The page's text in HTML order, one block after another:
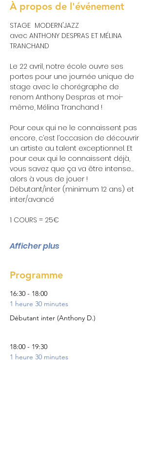
À propos de l'événement
STAGE  MODERN'JAZZ
avec ANTHONY DESPRAS ET MÉLINA
TRANCHAND
Le 22 avril, notre école ouvre ses
portes pour une journée unique de
stage avec le chorégraphe de
renom Anthony Despras et moi-
même, Mélina Tranchand !
Pour ceux qui ne le connaissent pas
encore, c’est l’occasion de découvrir
un artiste au talent exceptionnel. Et
pour ceux qui le connaissent déjà,
vous savez que ça va être intense…
alors à vous de jouer !
Débutant/inter (minimum 12 ans) et
inter/avancé
1 COURS = 25€
Afficher plus
Programme
16:30 - 18:00
1 heure 30 minutes
Débutant inter (Anthony D.)
18:00 - 19:30
1 heure 30 minutes